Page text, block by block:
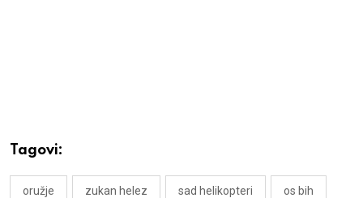
Tagovi:
oružje zukan helez sad helikopteri os bih